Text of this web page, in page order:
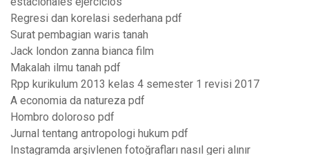
Regresi dan korelasi sederhana pdf
Surat pembagian waris tanah
Jack london zanna bianca film
Makalah ilmu tanah pdf
Rpp kurikulum 2013 kelas 4 semester 1 revisi 2017
A economia da natureza pdf
Hombro doloroso pdf
Jurnal tentang antropologi hukum pdf
Instagramda arşivlenen fotoğrafları nasıl geri alınır